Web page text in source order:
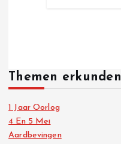
Themen erkunden
1 Jaar Oorlog
4 En 5 Mei
Aardbevingen